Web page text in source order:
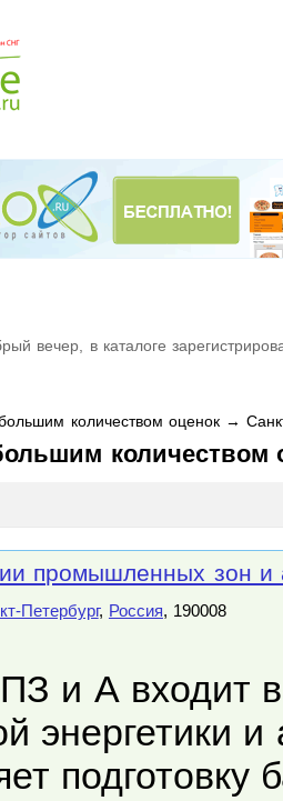
вечер, в каталоге
количеством оценок →
количеством
промышленных зон
Петербург, Россия, 190008
и А входит в
энергетики
подготовку